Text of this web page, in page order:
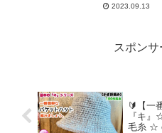
2023.09.13
スポンサ
🔰【一
『キ
毛糸 ☆